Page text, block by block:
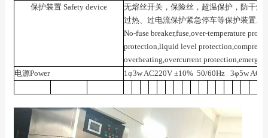
保护装置 Safety device
无熔丝开关，保险丝，超温保护，防干
过热、过电流保护紧急停车等保护装置。
No-fuse breaker,fuse,over-temperature
protection,liquid level
overheating,overcurrent
电源Power
1φ3w AC220V ±10% 50/60Hz 3φ5w